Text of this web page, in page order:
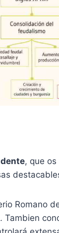
, que
Romano
Tambien